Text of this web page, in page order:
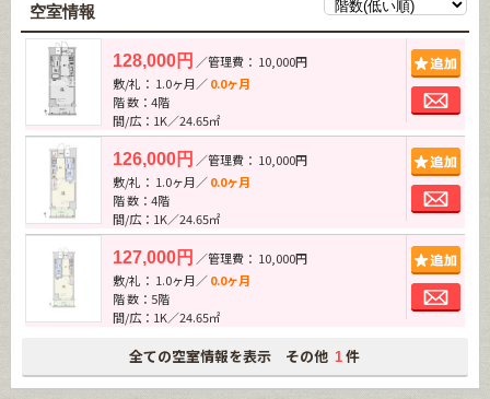
空室情報
128,000円 ／管理費： 10,000円
敷/礼： 1.0ヶ月／0.0ヶ月
階 数：4階
間/広：1K／24.65㎡
126,000円 ／管理費： 10,000円
敷/礼： 1.0ヶ月／0.0ヶ月
階 数：4階
間/広：1K／24.65㎡
127,000円 ／管理費： 10,000円
敷/礼： 1.0ヶ月／0.0ヶ月
階 数：5階
間/広：1K／24.65㎡
全ての空室情報を表示 その他 1 件